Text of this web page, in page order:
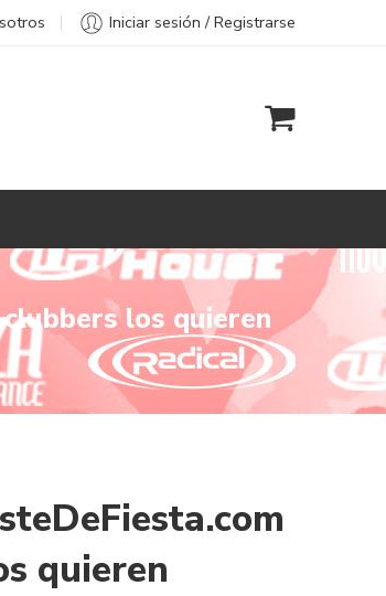
Iniciar sesión / Registrarse
los quieren
quieren